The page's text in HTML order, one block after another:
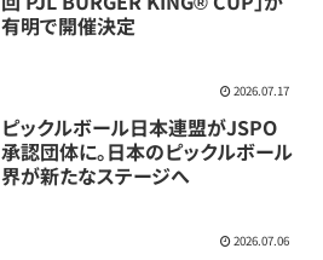
有明で開催決定
2026.07.17
ピックルボール日本連盟がJSPO
承認団体に。日本のピックルボール
界が新たなステージへ
2026.07.06